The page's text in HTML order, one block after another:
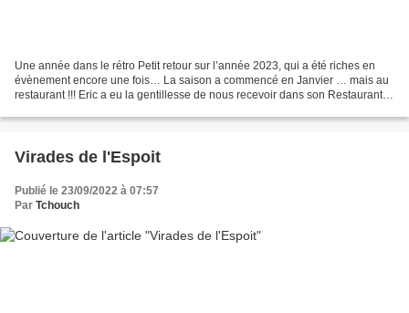
Une année dans le rétro Petit retour sur l’année 2023, qui a été riches en
évènement encore une fois… La saison a commencé en Janvier … mais au
restaurant !!! Eric a eu la gentillesse de nous recevoir dans son Restaurant
Virades de l'Espoit
Publié le 23/09/2022 à 07:57
Par Tchouch